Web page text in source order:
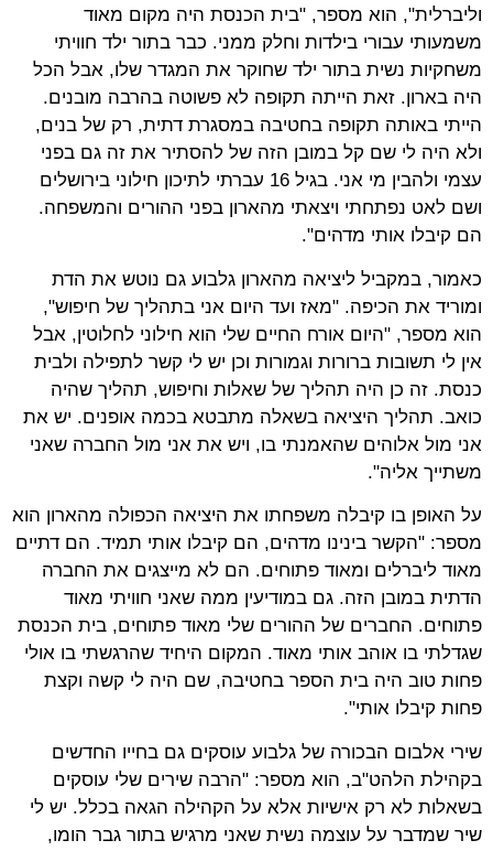
וליברלית", הוא מספר, "בית הכנסת היה מקום מאוד
משמעותי עבורי בילדות וחלק ממני. כבר בתור ילד חוויתי
משחקיות נשית בתור ילד שחוקר את המגדר שלו, אבל הכל
היה בארון. זאת הייתה תקופה לא פשוטה בהרבה מובנים.
הייתי באותה תקופה בחטיבה במסגרת דתית, רק של בנים,
ולא היה לי שם קל במובן הזה של להסתיר את זה גם בפני
עצמי ולהבין מי אני. בגיל 16 עברתי לתיכון חילוני בירושלים
ושם לאט נפתחתי ויצאתי מהארון בפני ההורים והמשפחה.
הם קיבלו אותי מדהים".
כאמור, במקביל ליציאה מהארון גלבוע גם נוטש את הדת
ומוריד את הכיפה. "מאז ועד היום אני בתהליך של חיפוש",
הוא מספר, "היום אורח החיים שלי הוא חילוני לחלוטין, אבל
אין לי תשובות ברורות וגמורות וכן יש לי קשר לתפילה ולבית
כנסת. זה כן היה תהליך של שאלות וחיפוש, תהליך שהיה
כואב. תהליך היציאה בשאלה מתבטא בכמה אופנים. יש את
אני מול אלוהים שהאמנתי בו, ויש את אני מול החברה שאני
משתייך אליה".
על האופן בו קיבלה משפחתו את היציאה הכפולה מהארון הוא
מספר: "הקשר בינינו מדהים, הם קיבלו אותי תמיד. הם דתיים
מאוד ליברלים ומאוד פתוחים. הם לא מייצגים את החברה
הדתית במובן הזה. גם במודיעין ממה שאני חוויתי מאוד
פתוחים. החברים של ההורים שלי מאוד פתוחים, בית הכנסת
שגדלתי בו אוהב אותי מאוד. המקום היחיד שהרגשתי בו אולי
פחות טוב היה בית הספר בחטיבה, שם היה לי קשה וקצת
פחות קיבלו אותי".
שירי אלבום הבכורה של גלבוע עוסקים גם בחייו החדשים
בקהילת הלהט"ב, הוא מספר: "הרבה שירים שלי עוסקים
בשאלות לא רק אישיות אלא על הקהילה הגאה בכלל. יש לי
שיר שמדבר על עוצמה נשית שאני מרגיש בתור גבר הומו,